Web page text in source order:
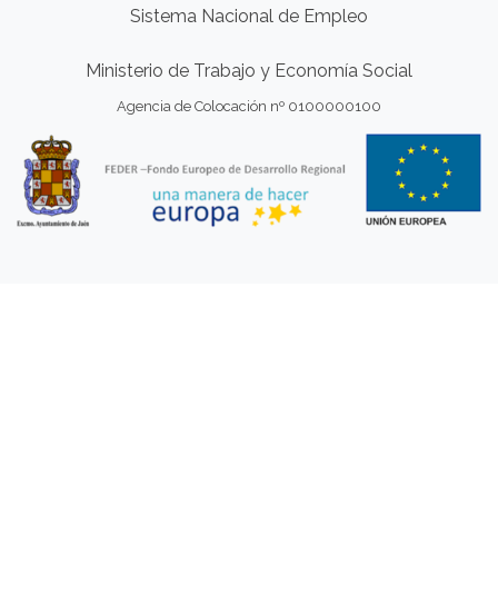
Sistema Nacional de Empleo
Ministerio de Trabajo y Economía Social
Agencia de Colocación nº 0100000100